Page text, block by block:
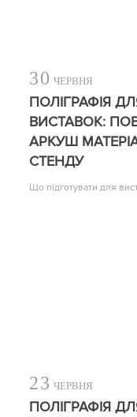
30 ЧЕРВНЯ
ПОЛІГРАФІЯ
ВИСТАВОК:
АРКУШ
СТЕНДУ
Що підготувати для
23 ЧЕРВНЯ
ПОЛІГРАФІЯ